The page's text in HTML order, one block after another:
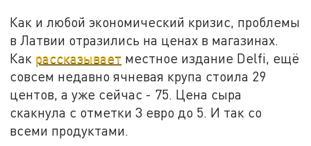
Как и любой экономический кризис, проблемы
в Латвии отразились на ценах в магазинах.
Как рассказывает местное издание Delfi, ещё
совсем недавно ячневая крупа стоила 29
центов, а уже сейчас - 75. Цена сыра
скакнула с отметки 3 евро до 5. И так со
всеми продуктами.